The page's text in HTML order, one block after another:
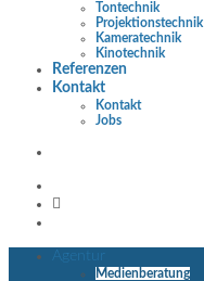
Tontechnik
Projektionstechnik
Kameratechnik
Kinotechnik
Referenzen
Kontakt
Kontakt
Jobs
Agentur
Medienberatung